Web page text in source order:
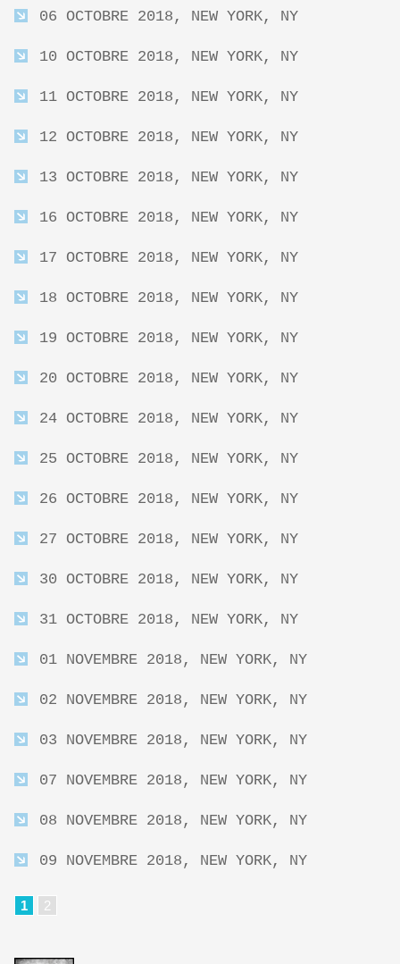
06 OCTOBRE 2018, NEW YORK, NY
10 OCTOBRE 2018, NEW YORK, NY
11 OCTOBRE 2018, NEW YORK, NY
12 OCTOBRE 2018, NEW YORK, NY
13 OCTOBRE 2018, NEW YORK, NY
16 OCTOBRE 2018, NEW YORK, NY
17 OCTOBRE 2018, NEW YORK, NY
18 OCTOBRE 2018, NEW YORK, NY
19 OCTOBRE 2018, NEW YORK, NY
20 OCTOBRE 2018, NEW YORK, NY
24 OCTOBRE 2018, NEW YORK, NY
25 OCTOBRE 2018, NEW YORK, NY
26 OCTOBRE 2018, NEW YORK, NY
27 OCTOBRE 2018, NEW YORK, NY
30 OCTOBRE 2018, NEW YORK, NY
31 OCTOBRE 2018, NEW YORK, NY
01 NOVEMBRE 2018, NEW YORK, NY
02 NOVEMBRE 2018, NEW YORK, NY
03 NOVEMBRE 2018, NEW YORK, NY
07 NOVEMBRE 2018, NEW YORK, NY
08 NOVEMBRE 2018, NEW YORK, NY
09 NOVEMBRE 2018, NEW YORK, NY
1 2